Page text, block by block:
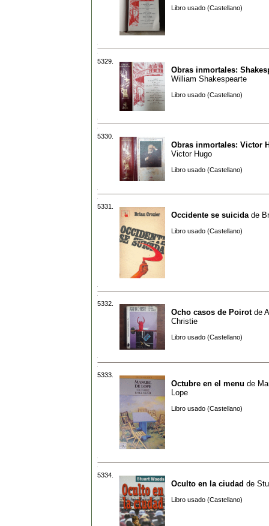
Libro usado (Castellano)
5329.
Obras inmortales:
William Shakespearte
Libro usado (Castellano)
5330.
Obras inmortales: Victor
Victor Hugo
Libro usado (Castellano)
5331.
Occidente se suicida de
Libro usado (Castellano)
5332.
Ocho casos de Poirotde
Christie
Libro usado (Castellano)
5333.
Octubre en el menu de
Lope
Libro usado (Castellano)
5334.
Oculto en la ciudad de
Libro usado (Castellano)